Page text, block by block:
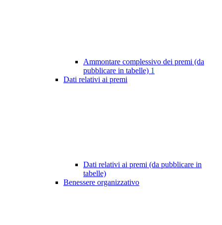
Ammontare complessivo dei premi (da
pubblicare in tabelle) 1
Dati relativi ai premi
Dati relativi ai premi (da pubblicare in
tabelle)
Benessere organizzativo